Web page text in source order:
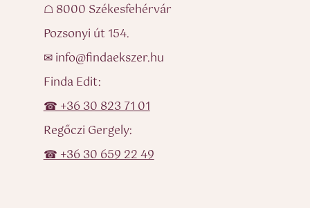
☖ 8000 Székesfehérvár
Pozsonyi út 154.
✉ info@findaekszer.hu
Finda Edit:
☎ +36 30 823 71 01
Regőczi Gergely:
☎ +36 30 659 22 49